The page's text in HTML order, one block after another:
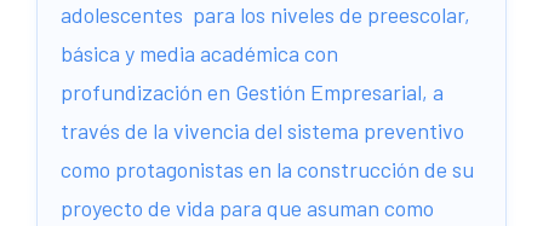
adolescentes para los niveles de preescolar,
básica y media académica con
profundización en Gestión Empresarial, a
través de la vivencia del sistema preventivo
como protagonistas en la construcción de su
proyecto de vida para que asuman como